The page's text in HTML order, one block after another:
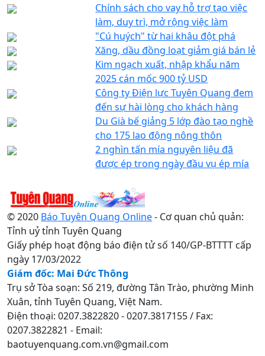
Chính sách cho vay hỗ trợ tạo việc
làm, duy trì, mở rộng việc làm
"Cú huých" từ hai khâu đột phá
Xăng, dầu đồng loạt giảm giá bán lẻ
Kim ngạch xuất, nhập khẩu năm
2025 cán mốc 900 tỷ USD
Công ty Điện lực Tuyên Quang đem
đến sự hài lòng cho khách hàng
Du Già bế giảng 5 lớp đào tạo nghề
cho 175 lao động nông thôn
2 nghìn tấn mía nguyên liệu đã
được ép trong ngày đầu vụ ép mía
© 2020 Báo Tuyên Quang Online- Cơ quan chủ quản:
Tỉnh uỷ tỉnh Tuyên Quang
Giấy phép hoạt động báo điện tử số 140/GP-BTTTT cấp
ngày 17/03/2022
Giám đốc: Mai Đức Thông
Trụ sở Tòa soạn: Số 219, đường Tân Trào, phường Minh
Xuân, tỉnh Tuyên Quang, Việt Nam.
Điện thoại: 0207.3822820 - 0207.3817155 / Fax:
0207.3822821 - Email:
baotuyenquang.com.vn@gmail.com